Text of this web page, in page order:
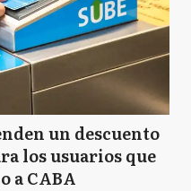
un descuento
los usuarios que
a CABA